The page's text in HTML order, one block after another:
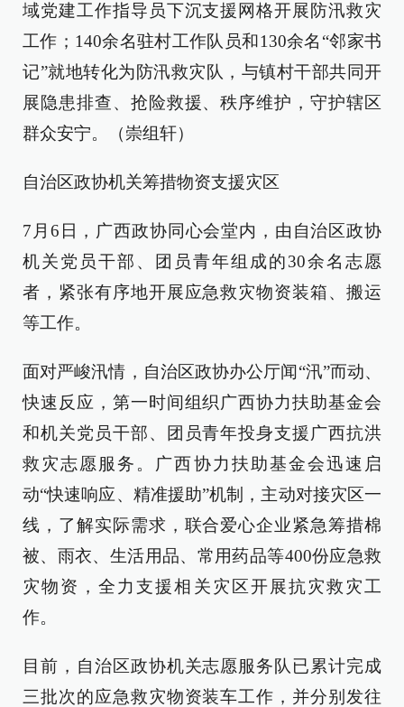
域党建工作指导员下沉支援网格开展防汛救灾
工作；140余名驻村工作队员和130余名“邻家书
记”就地转化为防汛救灾队，与镇村干部共同开
展隐患排查、抢险救援、秩序维护，守护辖区
群众安宁。（崇组轩）
自治区政协机关筹措物资支援灾区
7月6日，广西政协同心会堂内，由自治区政协
机关党员干部、团员青年组成的30余名志愿
者，紧张有序地开展应急救灾物资装箱、搬运
等工作。
面对严峻汛情，自治区政协办公厅闻“汛”而动、
快速反应，第一时间组织广西协力扶助基金会
和机关党员干部、团员青年投身支援广西抗洪
救灾志愿服务。广西协力扶助基金会迅速启
动“快速响应、精准援助”机制，主动对接灾区一
线，了解实际需求，联合爱心企业紧急筹措棉
被、雨衣、生活用品、常用药品等400份应急救
灾物资，全力支援相关灾区开展抗灾救灾工
作。
目前，自治区政协机关志愿服务队已累计完成
三批次的应急救灾物资装车工作，并分别发往